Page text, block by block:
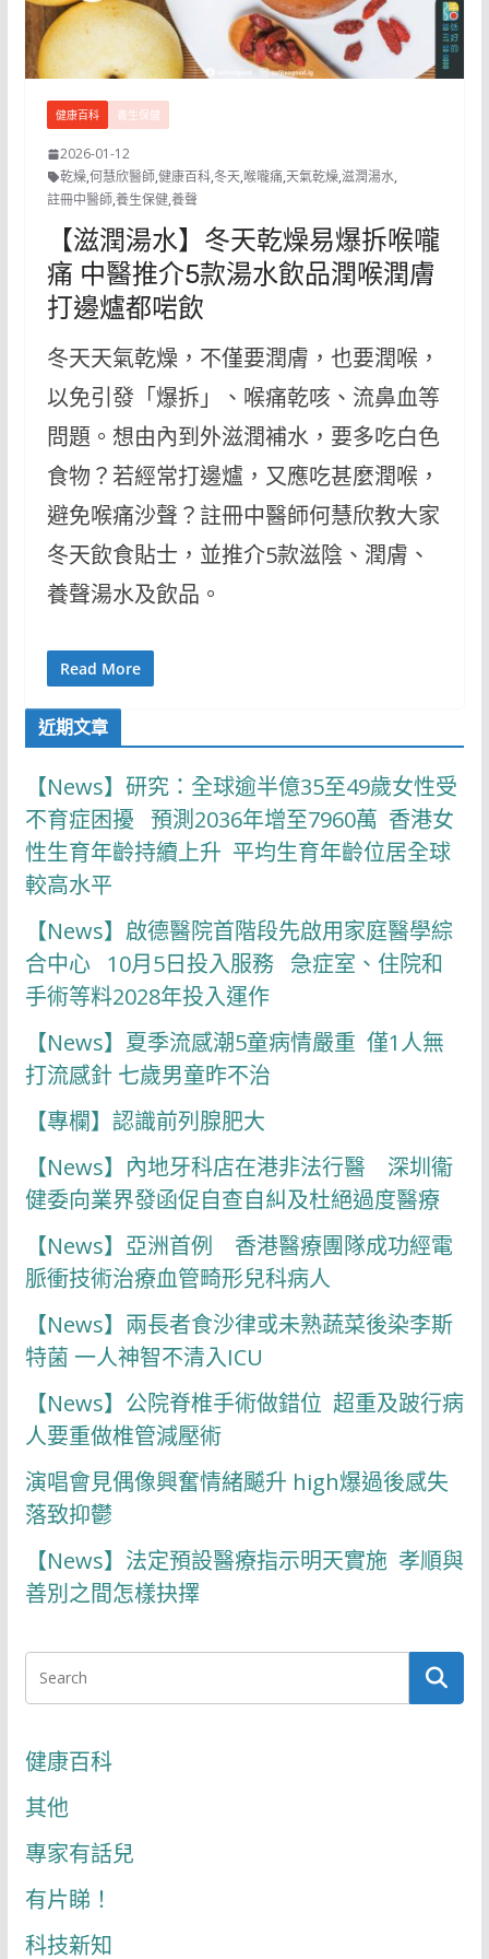
健康百科 養生保健
2026-01-12
乾燥,何慧欣醫師,健康百科,冬天,喉嚨痛,天氣乾燥,滋潤湯水,
註冊中醫師,養生保健,養聲
【滋潤湯水】冬天乾燥易爆拆喉嚨
痛 中醫推介5款湯水飲品潤喉潤膚
打邊爐都啱飲
冬天天氣乾燥，不僅要潤膚，也要潤喉，
以免引發「爆拆」、喉痛乾咳、流鼻血等
問題。想由內到外滋潤補水，要多吃白色
食物？若經常打邊爐，又應吃甚麼潤喉，
避免喉痛沙聲？註冊中醫師何慧欣教大家
冬天飲食貼士，並推介5款滋陰、潤膚、
養聲湯水及飲品。
Read More
近期文章
【News】研究：全球逾半億35至49歲女性受
不育症困擾 預測2036年增至7960萬 香港女
性生育年齡持續上升 平均生育年齡位居全球
較高水平
【News】啟德醫院首階段先啟用家庭醫學綜
合中心 10月5日投入服務 急症室、住院和
手術等料2028年投入運作
【News】夏季流感潮5童病情嚴重 僅1人無
打流感針 七歲男童昨不治
【專欄】認識前列腺肥大
【News】內地牙科店在港非法行醫 深圳衞
健委向業界發函促自查自糾及杜絕過度醫療
【News】亞洲首例 香港醫療團隊成功經電
脈衝技術治療血管畸形兒科病人
【News】兩長者食沙律或未熟蔬菜後染李斯
特菌 一人神智不清入ICU
【News】公院脊椎手術做錯位 超重及跛行病
人要重做椎管減壓術
演唱會見偶像興奮情緒飇升 high爆過後感失
落致抑鬱
【News】法定預設醫療指示明天實施 孝順與
善別之間怎樣抉擇
健康百科
其他
專家有話兒
有片睇！
科技新知